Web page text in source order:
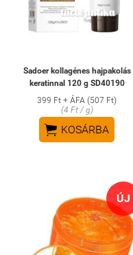
Sadoer kollagénes hajpakolás
keratinnal 120 g SD40190
399 Ft + ÁFA (507 Ft)
(4 Ft / g)
 KOSÁRBA
ÚJ